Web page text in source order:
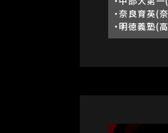
・奈良育英(
・明徳義塾(